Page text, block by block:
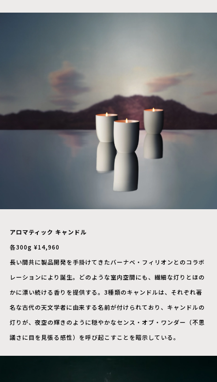
アロマティック キャンドル
各300g ¥14,960
長い間共に製品開発を手掛けてきたバーナベ・フィリオンとのコラボ
レーションにより誕生。どのような室内空間にも、繊細な灯りとほの
かに漂い続ける香りを提供する。3種類のキャンドルは、それぞれ著
名な古代の天文学者に由来する名前が付けられており、キャンドルの
灯りが、夜空の輝きのように穏やかなセンス・オブ・ワンダー（不思
議さに目を見張る感性）を呼び起こすことを暗示している。